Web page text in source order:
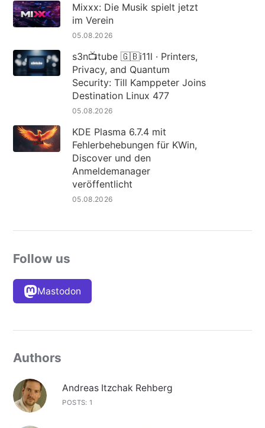
Mixxx: Die Musik spielt jetzt
im Verein
05.08.2026
s3n📺tube 🇬🇧i11l · Printers,
Privacy, and Quantum
Security: Till Kamppeter Joins
Destination Linux 477
05.08.2026
KDE Plasma 6.7.4 mit
Fehlerbehebungen für KWin,
Discover und den
Anmeldemanager
veröffentlicht
05.08.2026
Follow us
Mastodon
Authors
Andreas Itzchak Rehberg
POSTS: 1